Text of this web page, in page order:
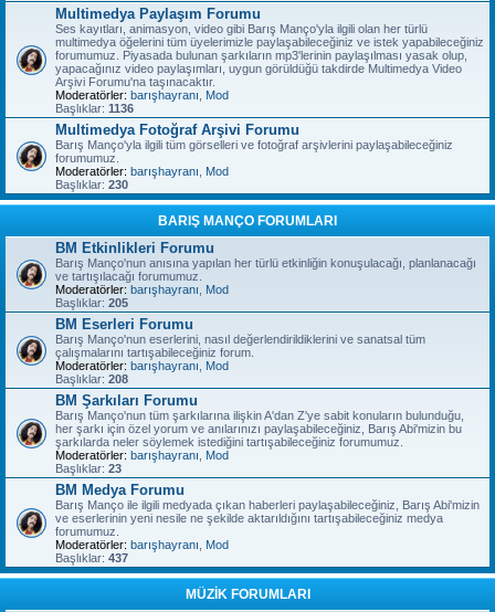
Multimedya Paylaşım Forumu
Ses kayıtları, animasyon, video gibi Barış Manço'yla ilgili olan her türlü
multimedya öğelerini tüm üyelerimizle paylaşabileceğiniz ve istek yapabileceğiniz
forumumuz. Piyasada bulunan şarkıların mp3'lerinin paylaşılması yasak olup,
yapacağınız video paylaşımları, uygun görüldüğü takdirde Multimedya Video
Arşivi Forumu'na taşınacaktır.
Moderatörler: barışhayranı
Mod
Başlıklar: 1136
Multimedya Fotoğraf Arşivi Forumu
Barış Manço'yla ilgili tüm görselleri ve fotoğraf arşivlerini paylaşabileceğiniz
forumumuz.
Moderatörler: barışhayranı
Mod
Başlıklar: 230
BARIŞ MANÇO FORUMLARI
BM Etkinlikleri Forumu
Barış Manço'nun anısına yapılan her türlü etkinliğin konuşulacağı, planlanacağı
ve tartışılacağı forumumuz.
Moderatörler: barışhayranı
Mod
Başlıklar: 205
BM Eserleri Forumu
Barış Manço'nun eserlerini, nasıl değerlendirildiklerini ve sanatsal tüm
çalışmalarını tartışabileceğiniz forum.
Moderatörler: barışhayranı
Mod
Başlıklar: 208
BM Şarkıları Forumu
Barış Manço'nun tüm şarkılarına ilişkin A'dan Z'ye sabit konuların bulunduğu,
her şarkı için özel yorum ve anılarınızı paylaşabileceğiniz, Barış Abi'mizin bu
şarkılarda neler söylemek istediğini tartışabileceğiniz forumumuz.
Moderatörler: barışhayranı
Mod
Başlıklar: 23
BM Medya Forumu
Barış Manço ile ilgili medyada çıkan haberleri paylaşabileceğiniz, Barış Abi'mizin
ve eserlerinin yeni nesile ne şekilde aktarıldığını tartışabileceğiniz medya
forumumuz.
Moderatörler: barışhayranı
Mod
Başlıklar: 437
MÜZİK FORUMLARI